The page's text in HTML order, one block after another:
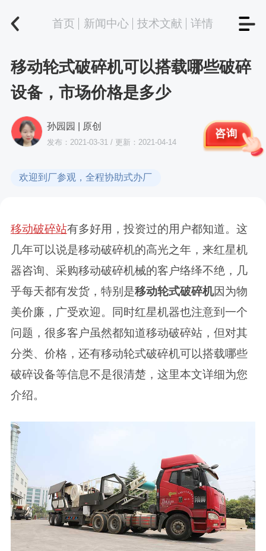
首页 新闻中心 技术文献 详情
移动轮式破碎机可以搭载哪些破碎
设备，市场价格是多少
孙园园 | 原创
发布：2021-03-31 / 更新：2021-04-14
咨询
欢迎到厂参观，全程协助式办厂
移动破碎站有多好用，投资过的用户都知道。这
几年可以说是移动破碎机的高光之年，来红星机
器咨询、采购移动破碎机械的客户络绎不绝，几
乎每天都有发货，特别是移动轮式破碎机因为物
美价廉，广受欢迎。同时红星机器也注意到一个
问题，很多客户虽然都知道移动破碎站，但对其
分类、价格，还有移动轮式破碎机可以搭载哪些
破碎设备等信息不是很清楚，这里本文详细为您
介绍。